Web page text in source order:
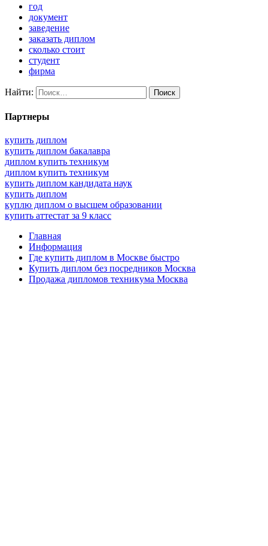
год
документ
заведение
заказать диплом
сколько стоит
студент
фирма
Найти:
Партнеры
купить диплом
купить диплом бакалавра
диплом купить техникум
диплом купить техникум
купить диплом кандидата наук
купить диплом
куплю диплом о высшем образовании
купить аттестат за 9 класс
Главная
Информация
Где купить диплом в Москве быстро
Купить диплом без посредников Москва
Продажа дипломов техникума Москва